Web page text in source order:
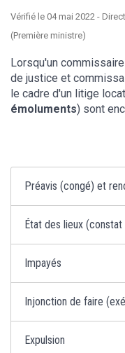
Vérifié le 04 mai 2022 -
(Première ministre)
Lorsqu'un
de justice et
le cadre d'un litige
émoluments) sont
Préavis (congé) et
État des lieux
Impayés
Injonction de faire
Expulsion